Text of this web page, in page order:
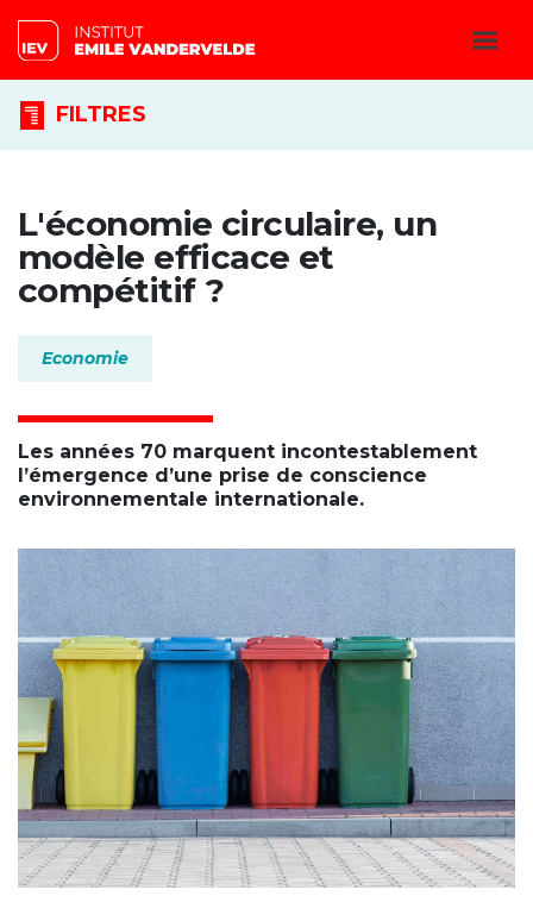
FILTRES
L'économie circulaire, un
modèle efficace et
compétitif ?
Economie
Les années 70 marquent incontestablement
l’émergence d’une prise de conscience
environnementale internationale.